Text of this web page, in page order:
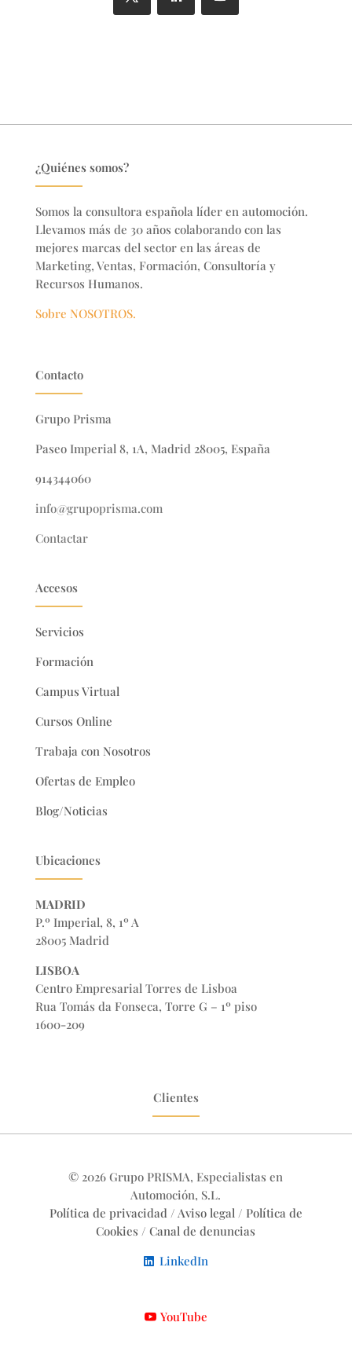
¿Quiénes somos?
Somos la consultora española líder en automoción.
Llevamos más de 30 años colaborando con las
mejores marcas del sector en las áreas de
Marketing, Ventas, Formación, Consultoría y
Recursos Humanos.
Sobre NOSOTROS.
Contacto
Grupo Prisma
Paseo Imperial 8, 1A, Madrid 28005, España
914344060
info@grupoprisma.com
Contactar
Accesos
Servicios
Formación
Campus Virtual
Cursos Online
Trabaja con Nosotros
Ofertas de Empleo
Blog/Noticias
Ubicaciones
MADRID
P.º Imperial, 8, 1º A
28005 Madrid
LISBOA
Centro Empresarial Torres de Lisboa
Rua Tomás da Fonseca, Torre G – 1º piso
1600-209
Clientes
© 2026 Grupo PRISMA, Especialistas en
Automoción, S.L.
Política de privacidad / Aviso legal / Política de
Cookies /Canal de denuncias
LinkedIn
YouTube